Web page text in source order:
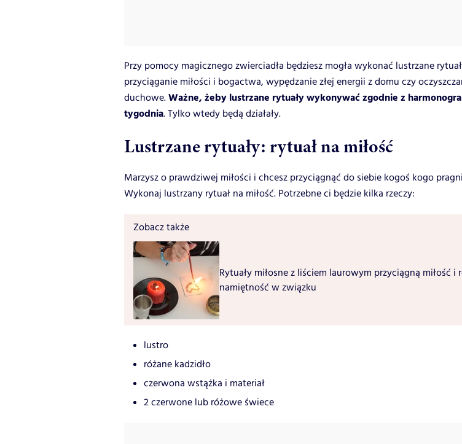
Przy pomocy magicznego zwierciadła będziesz mogła wykonać lustrzane
przyciąganie miłości i bogactwa, wypędzanie złej energii z domu czy
duchowe.Ważne, żeby lustrzane rytuały wykonywać zgodnie z
tygodnia. Tylko wtedy będą działały.
Lustrzane rytuały: rytuał na miłość
Marzysz o prawdziwej miłości i chcesz przyciągnąć do siebie kogoś kogo
Wykonaj lustrzany rytuał na miłość. Potrzebne ci będzie kilka rzeczy:
Zobacz także
Rytuały miłosne z liściem laurowym przyciągną miłość i
namiętność w związku
lustro
różane kadzidło
czerwona wstążka i materiał
2 czerwone lub różowe świece